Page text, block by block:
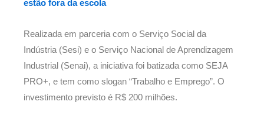
estão fora da escola
Realizada em parceria com o Serviço Social da
Indústria (Sesi) e o Serviço Nacional de Aprendizagem
Industrial (Senai), a iniciativa foi batizada como SEJA
PRO+, e tem como slogan “Trabalho e Emprego”. O
investimento previsto é R$ 200 milhões.